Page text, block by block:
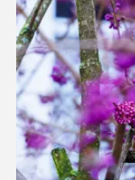
Thèmes
Service
Qui sommes-nous?
FR NL